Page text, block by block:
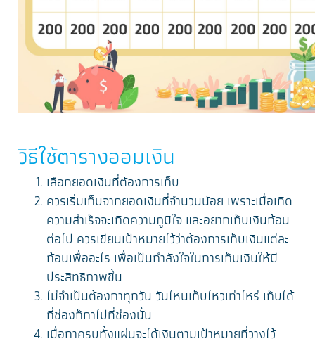
วิธีใช้ตารางออมเงิน
เลือกยอดเงินที่ต้องการเก็บ
ควรเริ่มเก็บจากยอดเงินที่จำนวนน้อย เพราะเมื่อเกิด
ความสำเร็จจะเกิดความภูมิใจ และอยากเก็บเงินก้อน
ต่อไป ควรเขียนเป้าหมายไว้ว่าต้องการเก็บเงินแต่ละ
ก้อนเพื่ออะไร เพื่อเป็นกำลังใจในการเก็บเงินให้มี
ประสิทธิภาพขึ้น
ไม่จำเป็นต้องกาทุกวัน วันไหนเก็บไหวเท่าไหร่ เก็บได้
กี่ช่องก็กาไปที่ช่องนั้น
เมื่อกาครบทั้งแผ่นจะได้เงินตามเป้าหมายที่วางไว้